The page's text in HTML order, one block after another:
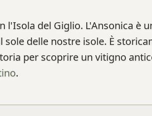
l'Isola del Giglio. L'Ansonica è
delle nostre isole. È
per scoprire un vitigno
.